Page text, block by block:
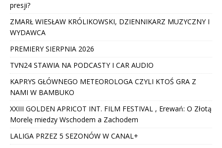
presji?
ZMARŁ WIESŁAW KRÓLIKOWSKI, DZIENNIKARZ MUZYCZNY I
WYDAWCA
PREMIERY SIERPNIA 2026
TVN24 STAWIA NA PODCASTY I CAR AUDIO
KAPRYS GŁÓWNEGO METEOROLOGA CZYLI KTOŚ GRA Z
NAMI W BAMBUKO
XXIII GOLDEN APRICOT INT. FILM FESTIVAL , Erewań: O Złotą
Morelę miedzy Wschodem a Zachodem
LALIGA PRZEZ 5 SEZONÓW W CANAL+